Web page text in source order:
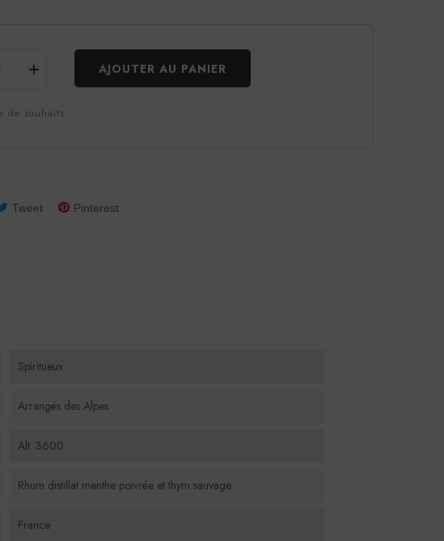
AJOUTER AU PANIER
de souhaits
Tweet Pinterest
Spiritueux
Arrangés des Alpes
Alt. 3600
Rhum distillat menthe poivrée et thym sauvage
France